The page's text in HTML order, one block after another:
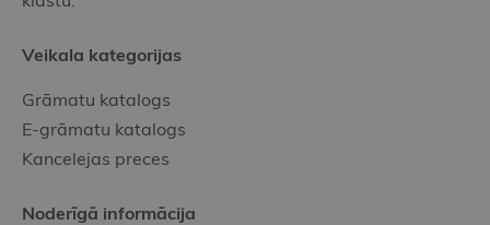
Veikala kategorijas
Grāmatu katalogs
E-grāmatu katalogs
Kancelejas preces
Noderīgā informācija